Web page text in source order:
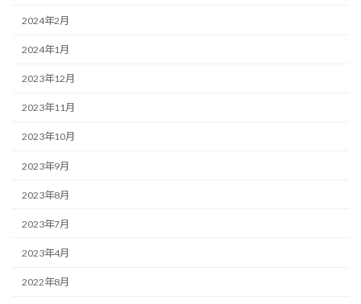
2024年2月
2024年1月
2023年12月
2023年11月
2023年10月
2023年9月
2023年8月
2023年7月
2023年4月
2022年8月